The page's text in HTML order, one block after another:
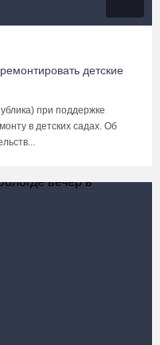
детские
при поддержке
в детских садах. Об